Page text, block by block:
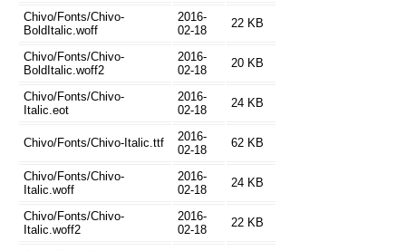
Chivo/Fonts/Chivo-
BoldItalic.woff
2016-
02-18
22 KB
Chivo/Fonts/Chivo-
BoldItalic.woff2
2016-
02-18
20 KB
Chivo/Fonts/Chivo-
Italic.eot
2016-
02-18
24 KB
Chivo/Fonts/Chivo-Italic.ttf
2016-
02-18
62 KB
Chivo/Fonts/Chivo-
Italic.woff
2016-
02-18
24 KB
Chivo/Fonts/Chivo-
Italic.woff2
2016-
02-18
22 KB